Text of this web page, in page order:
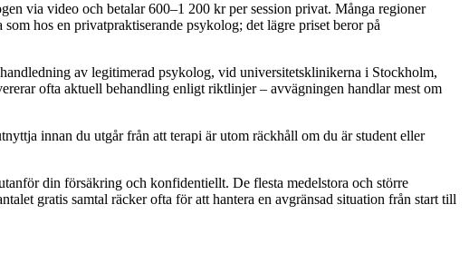
via video och betalar 600–1 200 kr per session privat. Många regioner
hos en privatpraktiserande psykolog; det lägre priset beror på
av legitimerad psykolog, vid universitetsklinikerna i Stockholm,
ofta aktuell behandling enligt riktlinjer – avvägningen handlar mest om
innan du utgår från att terapi är utom räckhåll om du är student eller
din försäkring och konfidentiellt. De flesta medelstora och större
gratis samtal räcker ofta för att hantera en avgränsad situation från start till